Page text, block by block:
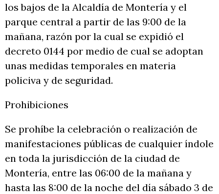
los bajos de la Alcaldía de Montería y el
parque central a partir de las 9:00 de la
mañana, razón por la cual se expidió el
decreto 0144 por medio de cual se adoptan
unas medidas temporales en materia
policiva y de seguridad.
Prohibiciones
Se prohíbe la celebración o realización de
manifestaciones públicas de cualquier índole
en toda la jurisdicción de la ciudad de
Montería, entre las 06:00 de la mañana y
hasta las 8:00 de la noche del día sábado 3 de